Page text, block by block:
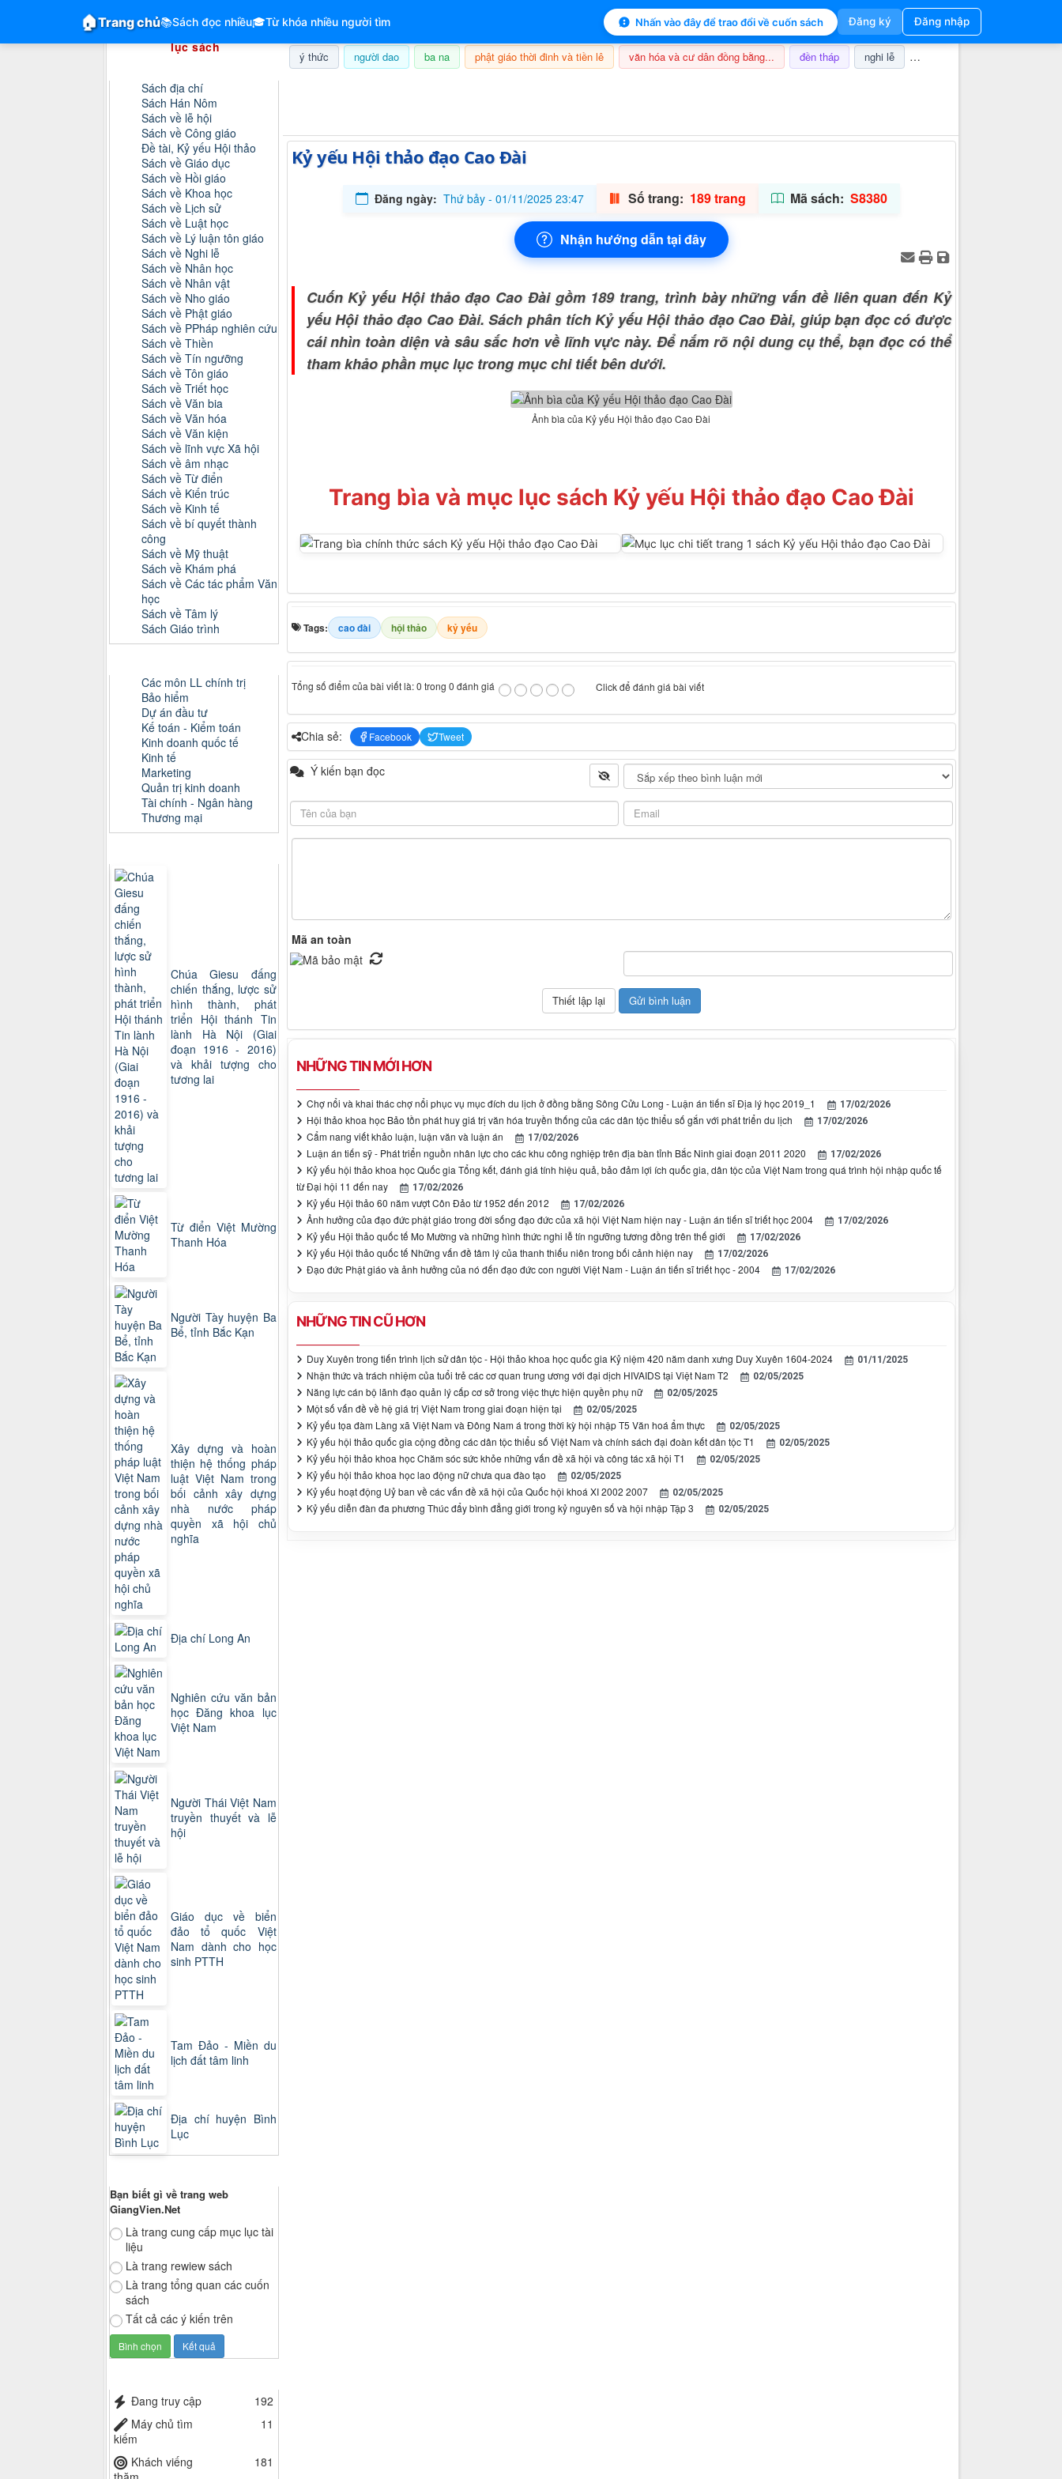
🏠Trang chủ📚Sách đọc nhiều🎓Từ khóa nhiều người tìm Nhấn vào đây để trao đổi về cuốn sách Đăng ký Đăng nhập
ý thức người dao ba na phật giáo thời đinh và tiền lê văn hóa và cư dân đồng bằng... đền tháp nghi lễ champa
Kỷ yếu Hội thảo đạo Cao Đài
Đăng ngày: Thứ bảy - 01/11/2025 23:47 Số trang: 189 trang Mã sách: S8380
Nhận hướng dẫn tại đây
Cuốn Kỷ yếu Hội thảo đạo Cao Đài gồm 189 trang, trình bày những vấn đề liên quan đến Kỷ
yếu Hội thảo đạo Cao Đài. Sách phân tích Kỷ yếu Hội thảo đạo Cao Đài, giúp bạn đọc có được
cái nhìn toàn diện và sâu sắc hơn về lĩnh vực này. Để nắm rõ nội dung cụ thể, bạn đọc có thể
tham khảo phần mục lục trong mục chi tiết bên dưới.
Ảnh bìa của Kỷ yếu Hội thảo đạo Cao Đài
Trang bìa và mục lục sách Kỷ yếu Hội thảo đạo Cao Đài
Tags: cao đài hội thảo kỷ yếu
Tổng số điểm của bài viết là: 0 trong 0 đánh giá Click để đánh giá bài viết
Chia sẻ: Facebook Tweet
Ý kiến bạn đọc
Mã an toàn
NHỮNG TIN MỚI HƠN
Chợ nổi và khai thác chợ nổi phục vụ mục đích du lịch ở đồng bằng Sông Cửu Long - Luận án tiến sĩ Địa lý học 2019_1 17/02/2026
Hội thảo khoa học Bảo tồn phát huy giá trị văn hóa truyền thống của các dân tộc thiểu số gắn với phát triển du lịch 17/02/2026
Cẩm nang viết khảo luận, luận văn và luận án 17/02/2026
Luận án tiến sỹ - Phát triển nguồn nhân lực cho các khu công nghiệp trên địa bàn tỉnh Bắc Ninh giai đoạn 2011 2020 17/02/2026
Kỷ yếu hội thảo khoa học Quốc gia Tổng kết, đánh giá tính hiệu quả, bảo đảm lợi ích quốc gia, dân tộc của Việt Nam trong quá trình hội nhập quốc tế
từ Đại hội 11 đến nay
17/02/2026
Kỷ yếu Hội thảo 60 năm vượt Côn Đảo từ 1952 đến 2012 17/02/2026
Ảnh hưởng của đạo đức phật giáo trong đời sống đạo đức của xã hội Việt Nam hiện nay - Luận án tiến sĩ triết học 2004 17/02/2026
Kỷ yếu Hội thảo quốc tế Mo Mường và những hình thức nghi lễ tín ngưỡng tương đồng trên thế giới 17/02/2026
Kỷ yếu Hội thảo quốc tế Những vấn đề tâm lý của thanh thiếu niên trong bối cảnh hiện nay 17/02/2026
Đạo đức Phật giáo và ảnh hưởng của nó đến đạo đức con người Việt Nam - Luận án tiến sĩ triết học - 2004 17/02/2026
NHỮNG TIN CŨ HƠN
Duy Xuyên trong tiến trình lịch sử dân tộc - Hội thảo khoa học quốc gia Kỷ niệm 420 năm danh xưng Duy Xuyên 1604-2024 01/11/2025
Nhận thức và trách nhiệm của tuổi trẻ các cơ quan trung ương với đại dịch HIVAIDS tại Việt Nam T2 02/05/2025
Năng lực cán bộ lãnh đạo quản lý cấp cơ sở trong việc thực hiện quyền phụ nữ 02/05/2025
Một số vấn đề về hệ giá trị Việt Nam trong giai đoạn hiện tại 02/05/2025
Kỷ yếu tọa đàm Làng xã Việt Nam và Đông Nam á trong thời kỳ hội nhập T5 Văn hoá ẩm thực 02/05/2025
Kỷ yếu hội thảo quốc gia cộng đồng các dân tộc thiểu số Việt Nam và chính sách đại đoàn kết dân tộc T1 02/05/2025
Kỷ yếu hội thảo khoa học Chăm sóc sức khỏe những vấn đề xã hội và công tác xã hội T1 02/05/2025
Kỷ yếu hội thảo khoa học lao động nữ chưa qua đào tạo 02/05/2025
Kỷ yếu hoạt động Uỷ ban về các vấn đề xã hội của Quốc hội khoá XI 2002 2007 02/05/2025
Kỷ yếu diễn đàn đa phương Thúc đẩy bình đẳng giới trong kỷ nguyên số và hội nhập Tập 3 02/05/2025
Hệ thống hóa tài liệu & mục
lục sách
Sách địa chí
Sách Hán Nôm
Sách về lễ hội
Sách về Công giáo
Đề tài, Kỷ yếu Hội thảo
Sách về Giáo dục
Sách về Hồi giáo
Sách về Khoa học
Sách về Lịch sử
Sách về Luật học
Sách về Lý luận tôn giáo
Sách về Nghi lễ
Sách về Nhân học
Sách về Nhân vật
Sách về Nho giáo
Sách về Phật giáo
Sách về PPháp nghiên cứu
Sách về Thiền
Sách về Tín ngưỡng
Sách về Tôn giáo
Sách về Triết học
Sách về Văn bia
Sách về Văn hóa
Sách về Văn kiện
Sách về lĩnh vực Xã hội
Sách về âm nhạc
Sách về Từ điển
Sách về Kiến trúc
Sách về Kinh tế
Sách về bí quyết thành
công
Sách về Mỹ thuật
Sách về Khám phá
Sách về Các tác phẩm Văn
học
Sách về Tâm lý
Sách Giáo trình
Các môn LL chính trị
Bảo hiểm
Dự án đầu tư
Kế toán - Kiểm toán
Kinh doanh quốc tế
Kinh tế
Marketing
Quản trị kinh doanh
Tài chính - Ngân hàng
Thương mại
Chúa Giesu đấng
chiến thắng, lược sử
hình thành, phát
triển Hội thánh Tin
lành Hà Nội (Giai
đoạn 1916 - 2016)
và khải tượng cho
tương lai
Từ điển Việt Mường
Thanh Hóa
Người Tày huyện Ba
Bể, tỉnh Bắc Kạn
Xây dựng và hoàn
thiện hệ thống pháp
luật Việt Nam trong
bối cảnh xây dựng
nhà nước pháp
quyền xã hội chủ
nghĩa
Địa chí Long An
Nghiên cứu văn bản
học Đăng khoa lục
Việt Nam
Người Thái Việt Nam
truyền thuyết và lễ
hội
Giáo dục về biển
đảo tổ quốc Việt
Nam dành cho học
sinh PTTH
Tam Đảo - Miền du
lịch đất tâm linh
Địa chí huyện Bình
Lục
Bạn biết gì về trang web
GiangVien.Net
Là trang cung cấp mục lục tài
liệu
Là trang rewiew sách
Là trang tổng quan các cuốn
sách
Tất cả các ý kiến trên
Đang truy cập
192
Máy chủ tìm
kiếm
11
Khách viếng
181